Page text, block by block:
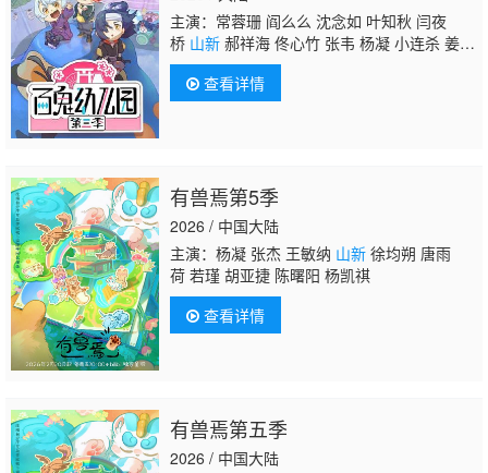
主演：常蓉珊 阎么么 沈念如 叶知秋 闫夜
桥 山新郝祥海 佟心竹 张韦 杨凝 小连杀 姜英
俊 皇贞季
查看详情
有兽焉第5季
2026 / 中国大陆
主演：杨凝 张杰 王敏纳 山新徐均朔 唐雨
荷 若瑾 胡亚捷 陈曙阳 杨凯祺
查看详情
有兽焉第五季
2026 / 中国大陆